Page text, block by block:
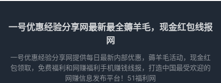
一号优惠经验分享网最新最全薅羊毛，现金红包线报
网
一号优惠经验分享网提供每日最新内部优惠，薅羊毛活动，现金红
包领取，免费福利和网赚福利手机赚钱线报，打造中国最受欢迎的
网赚信息发布平台！51福利网